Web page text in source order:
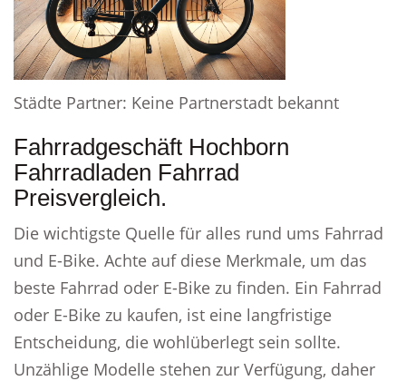
Städte Partner: Keine Partnerstadt bekannt
Fahrradgeschäft Hochborn
Fahrradladen Fahrrad
Preisvergleich.
Die wichtigste Quelle für alles rund ums Fahrrad
und E-Bike. Achte auf diese Merkmale, um das
beste Fahrrad oder E-Bike zu finden. Ein Fahrrad
oder E-Bike zu kaufen, ist eine langfristige
Entscheidung, die wohlüberlegt sein sollte.
Unzählige Modelle stehen zur Verfügung, daher